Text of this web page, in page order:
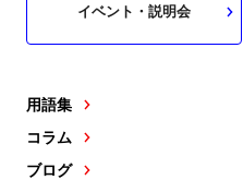
用語集
コラム
ブログ
イベント・説明会